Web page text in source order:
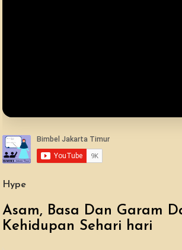
Hype
Asam, Basa Dan Garam
Kehidupan Sehari hari